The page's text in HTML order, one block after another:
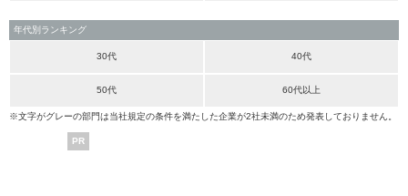
年代別ランキング
30代 40代
50代 60代以上
※文字がグレーの部門は当社規定の条件を満たした企業が2社未満のため発表しておりません。
PR